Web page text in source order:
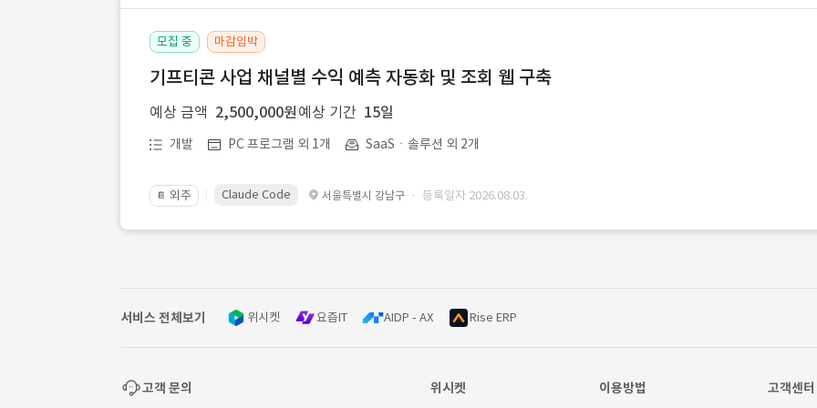
모집 중 마감임박
기프티콘 사업 채널별 수익 예측 자동화 및 조회 웹 구축
예상 금액 2,500,000원 예상 기간 15일
개발 PC 프로그램 외 1개 SaaSㆍ솔루션 외 2개
📔 외주 Claude Code 서울특별시 강남구 · 등록일자 2026.08.03.
서비스 전체보기 위시켓 요즘IT AIDP - AX Rise ERP
고객 문의 위시켓 이용방법 고객센터